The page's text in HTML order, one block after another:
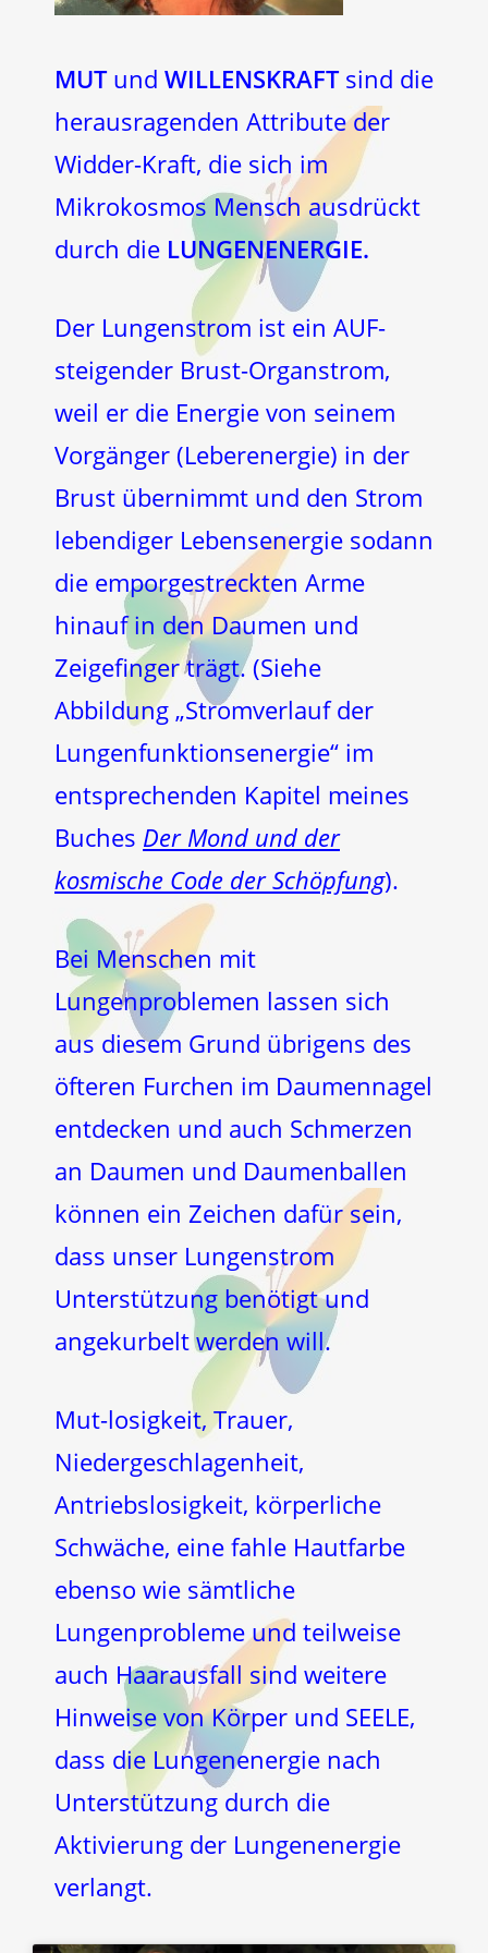
MUTund WILLENSKRAFTsind die
herausragenden Attribute der
Widder-Kraft, die sich im
Mikrokosmos Mensch ausdrückt
durch die LUNGENENERGIE.
Der Lungenstrom ist ein AUF-
steigender Brust-Organstrom,
weil er die Energie von seinem
Vorgänger (Leberenergie) in der
Brust übernimmt und den Strom
lebendiger Lebensenergie sodann
die emporgestreckten Arme
hinauf in den Daumen und
Zeigefinger trägt. (Siehe
Abbildung „Stromverlauf der
Lungenfunktionsenergie“ im
entsprechenden Kapitel meines
Buches Der Mond und der
kosmische Code der Schöpfung).
Bei Menschen mit
Lungenproblemen lassen sich
aus diesem Grund übrigens des
öfteren Furchen im Daumennagel
entdecken und auch Schmerzen
an Daumen und Daumenballen
können ein Zeichen dafür sein,
dass unser Lungenstrom
Unterstützung benötigt und
angekurbelt werden will.
Mut-losigkeit, Trauer,
Niedergeschlagenheit,
Antriebslosigkeit, körperliche
Schwäche, eine fahle Hautfarbe
ebenso wie sämtliche
Lungenprobleme und teilweise
auch Haarausfall sind weitere
Hinweise von Körper und SEELE,
dass die Lungenenergie nach
Unterstützung durch die
Aktivierung der Lungenenergie
verlangt.